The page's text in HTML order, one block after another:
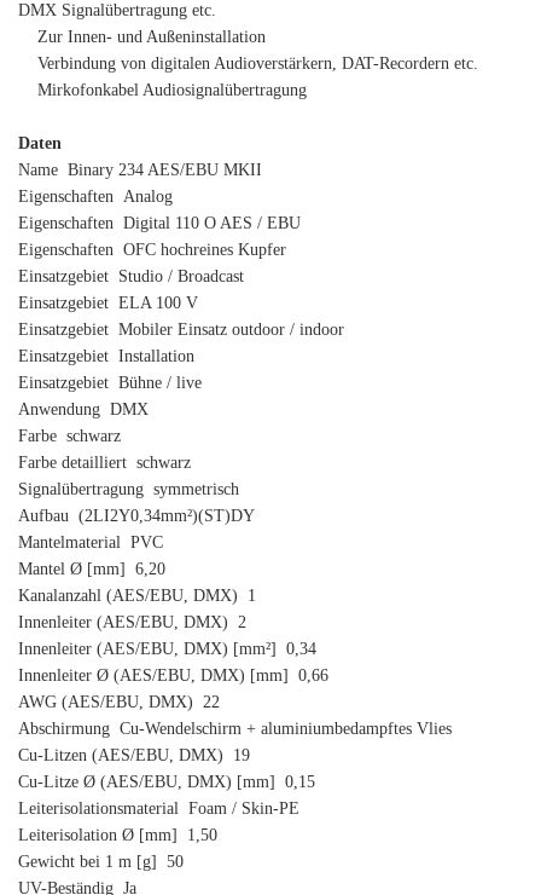
DMX Signalübertragung etc.
Zur Innen- und Außeninstallation
Verbindung von digitalen Audioverstärkern, DAT-Recordern etc.
Mirkofonkabel Audiosignalübertragung
Daten
Name Binary 234 AES/EBU MKII
Eigenschaften Analog
Eigenschaften Digital 110 O AES / EBU
Eigenschaften OFC hochreines Kupfer
Einsatzgebiet Studio / Broadcast
Einsatzgebiet ELA 100 V
Einsatzgebiet Mobiler Einsatz outdoor / indoor
Einsatzgebiet Installation
Einsatzgebiet Bühne / live
Anwendung DMX
Farbe schwarz
Farbe detailliert schwarz
Signalübertragung symmetrisch
Aufbau (2LI2Y0,34mm²)(ST)DY
Mantelmaterial PVC
Mantel Ø [mm] 6,20
Kanalanzahl (AES/EBU, DMX) 1
Innenleiter (AES/EBU, DMX) 2
Innenleiter (AES/EBU, DMX) [mm²] 0,34
Innenleiter Ø (AES/EBU, DMX) [mm] 0,66
AWG (AES/EBU, DMX) 22
Abschirmung Cu-Wendelschirm + aluminiumbedampftes Vlies
Cu-Litzen (AES/EBU, DMX) 19
Cu-Litze Ø (AES/EBU, DMX) [mm] 0,15
Leiterisolationsmaterial Foam / Skin-PE
Leiterisolation Ø [mm] 1,50
Gewicht bei 1 m [g] 50
UV-Beständig Ja